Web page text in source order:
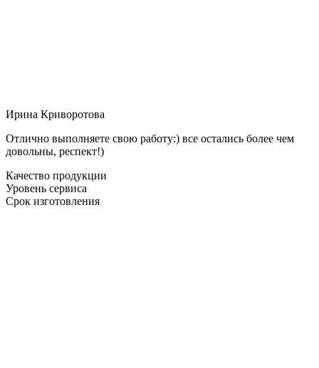
Ирина Криворотова
Отлично выполняете свою работу:) все остались более чем
довольны, респект!)
Качество продукции
Уровень сервиса
Срок изготовления